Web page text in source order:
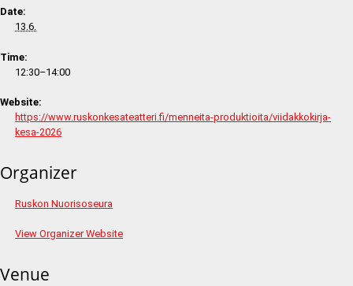
Date:
13.6.
Time:
12:30–14:00
Website:
https://www.ruskonkesateatteri.fi/menneita-produktioita/viidakkokirja-
kesa-2026
Organizer
Ruskon Nuorisoseura
View Organizer Website
Venue